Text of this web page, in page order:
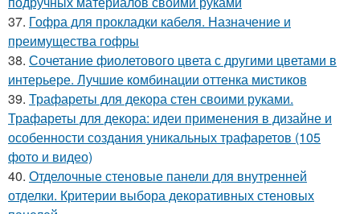
37. Гофра для прокладки кабеля. Назначение и
преимущества гофры
38. Сочетание фиолетового цвета с другими цветами в
интерьере. Лучшие комбинации оттенка мистиков
39. Трафареты для декора стен своими руками.
Трафареты для декора: идеи применения в дизайне и
особенности создания уникальных трафаретов (105
фото и видео)
40. Отделочные стеновые панели для внутренней
отделки. Критерии выбора декоративных стеновых